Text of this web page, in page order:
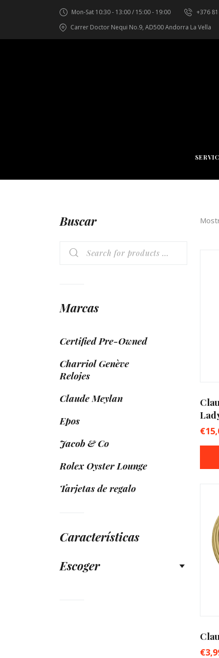
Mon-Sat 10:30 - 13:00 / 15:00 - 19:00
+376
Carrer Doctor Nequi No.9, AD500 Andorra La Vella
€
€
Buscar
Marcas
Certified Pre-Owned
Charriol Genève
Relojes
Claude Meylan
Epos
Jacob & Co
Rolex Oyster Lounge
Tarjetas de regalo
Características
Escoger